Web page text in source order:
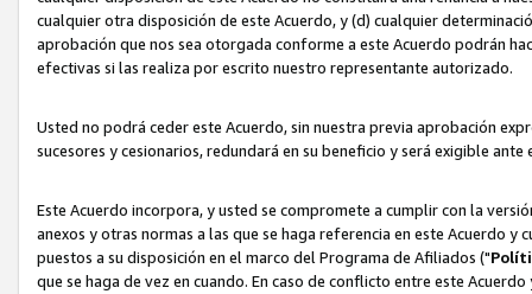
cualquier otra disposición de este Acuerdo, y (d) cualquier
aprobación que nos sea otorgada conforme a este Acuerdo podrán
efectivas si las realiza por escrito nuestro representante autorizado.
Usted no podrá ceder este Acuerdo, sin nuestra previa aprobación
sucesores y cesionarios, redundará en su beneficio y será exigible
Este Acuerdo incorpora, y usted se compromete a cumplir con la
anexos y otras normas a las que se haga referencia en este Acuerdo
puestos a su disposición en el marco del Programa de Afiliados ("
que se haga de vez en cuando. En caso de conflicto entre este